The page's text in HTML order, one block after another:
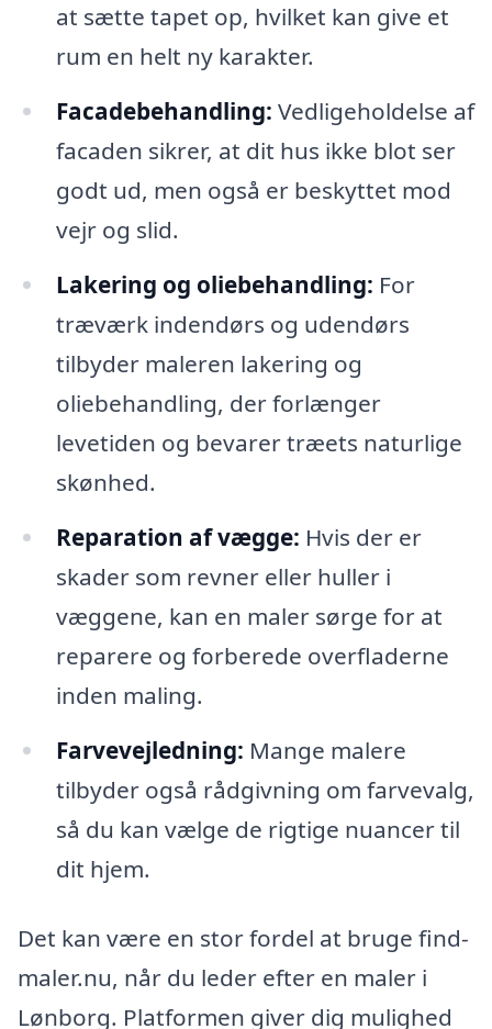
at sætte tapet op, hvilket kan give et
rum en helt ny karakter.
Facadebehandling: Vedligeholdelse af
facaden sikrer, at dit hus ikke blot ser
godt ud, men også er beskyttet mod
vejr og slid.
Lakering og oliebehandling: For
træværk indendørs og udendørs
tilbyder maleren lakering og
oliebehandling, der forlænger
levetiden og bevarer træets naturlige
skønhed.
Reparation af vægge: Hvis der er
skader som revner eller huller i
væggene, kan en maler sørge for at
reparere og forberede overfladerne
inden maling.
Farvevejledning: Mange malere
tilbyder også rådgivning om farvevalg,
så du kan vælge de rigtige nuancer til
dit hjem.
Det kan være en stor fordel at bruge find-
maler.nu, når du leder efter en maler i
Lønborg. Platformen giver dig mulighed